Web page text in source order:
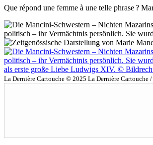
Que répond une femme à une telle phrase ?
La Dernière Cartouche © 2025 La Dernière Cartouche